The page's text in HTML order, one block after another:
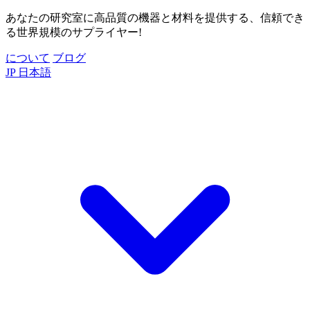
あなたの研究室に高品質の機器と材料を提供する、信頼でき
る世界規模のサプライヤー!
について ブログ
JP 日本語